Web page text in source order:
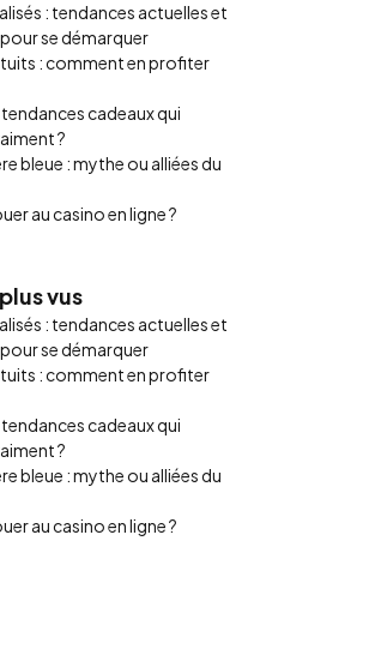
: tendances actuelles et
se démarquer
: comment en profiter
cadeaux qui
?
bleue : mythe ou alliées du
au casino en ligne ?
vus
: tendances actuelles et
se démarquer
: comment en profiter
cadeaux qui
?
bleue : mythe ou alliées du
au casino en ligne ?